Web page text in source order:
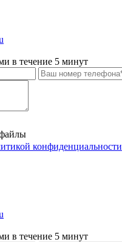
в течение 5 минут
конфиденциальности
в течение 5 минут